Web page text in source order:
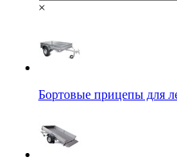
×
Бортовые прицепы для